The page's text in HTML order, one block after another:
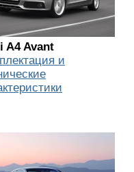
A4 Avant
и